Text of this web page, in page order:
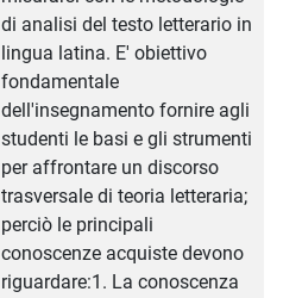
di analisi del testo letterario in
lingua latina. E' obiettivo
fondamentale
dell'insegnamento fornire agli
studenti le basi e gli strumenti
per affrontare un discorso
trasversale di teoria letteraria;
perciò le principali
conoscenze acquiste devono
riguardare:1. La conoscenza